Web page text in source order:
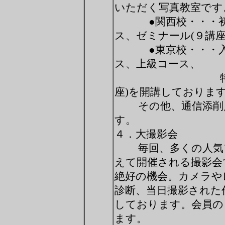
いただく写真教室です
●関西校・・・初
ス、ゼミナール(９講
●東京校・・・入
ス、上級コース、
特別講座(２
座)を開講しておりま
その他、通信添削
す。
４．大撮影会
毎回、多くの人気
えて開催される撮
絶好の機会。カメ
診断、当日撮影され
しております。会
ます。